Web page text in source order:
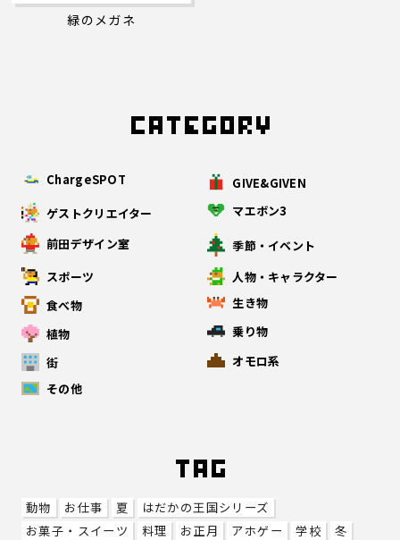
ChargeSPOT
GIVE&GIVEN
ゲストクリエイター
マエボン3
前田デザイン室
季節・イベント
スポーツ
人物・キャラクター
食べ物
生き物
植物
乗り物
街
オモロ系
その他
動物 お仕事 夏
はだかの王国シリーズ
お菓子・スイーツ
料理 お正月 アホゲー 学校
冬
緑のメガネ